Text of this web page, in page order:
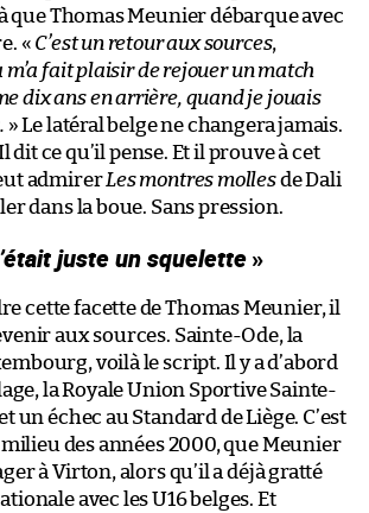
que Thomas Meunier débarque avec
« C’est un retour aux sources,
m’a fait plaisir de rejouer un match
dix ans en arrière, quand je jouais
» Le latéral belge ne changera jamais.
dit ce qu’il pense. Et il prouve à cet
admirerLes montres mollesde Dali
dans la boue. Sans pression.
juste un squelette»
cette facette de Thomas Meunier, il
aux sources. Sainte-Ode, la
voilà le script. Il y a d’abord
la Royale Union Sportive Sainte-
un échec au Standard de Liège. C’est
des années 2000, que Meunier
à Virton, alors qu’il a déjà gratté
avec les U16 belges. Et